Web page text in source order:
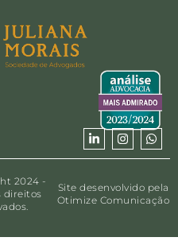
2024 -
direitos
Site desenvolvido pela
Otimize Comunicação